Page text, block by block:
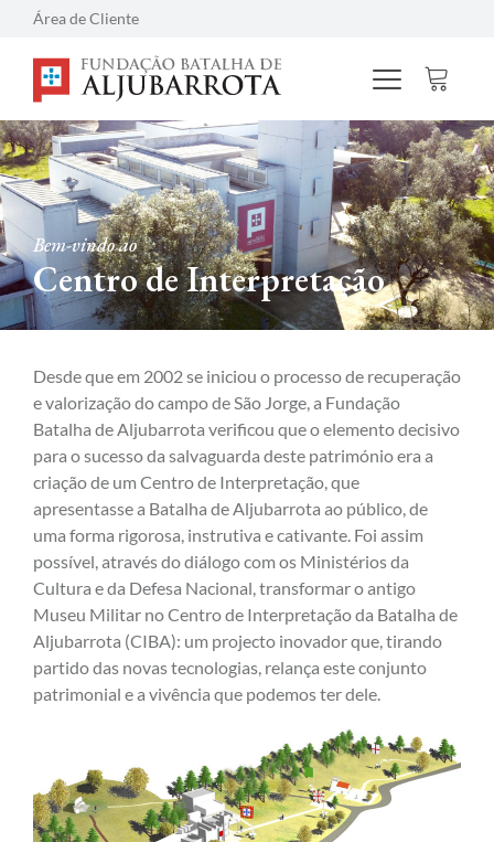
Área de Cliente
Bem-vindo ao
Centro de Interpretação
Desde que em 2002 se iniciou o processo de recuperação
e valorização do campo de São Jorge, a Fundação
Batalha de Aljubarrota verificou que o elemento decisivo
para o sucesso da salvaguarda deste património era a
criação de um Centro de Interpretação, que
apresentasse a Batalha de Aljubarrota ao público, de
uma forma rigorosa, instrutiva e cativante. Foi assim
possível, através do diálogo com os Ministérios da
Cultura e da Defesa Nacional, transformar o antigo
Museu Militar no Centro de Interpretação da Batalha de
Aljubarrota (CIBA): um projecto inovador que, tirando
partido das novas tecnologias, relança este conjunto
patrimonial e a vivência que podemos ter dele.